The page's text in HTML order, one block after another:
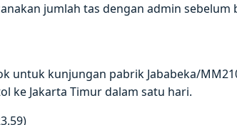
jumlah tas dengan admin sebelum
untuk kunjungan pabrik Jababeka/
ke Jakarta Timur dalam satu hari.